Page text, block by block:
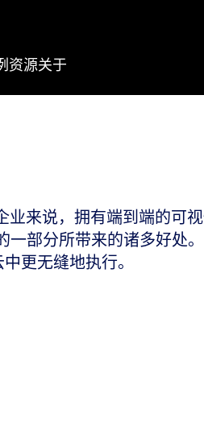
资源关于
来说，拥有端到端的可
一部分所带来的诸多好
更无缝地执行。